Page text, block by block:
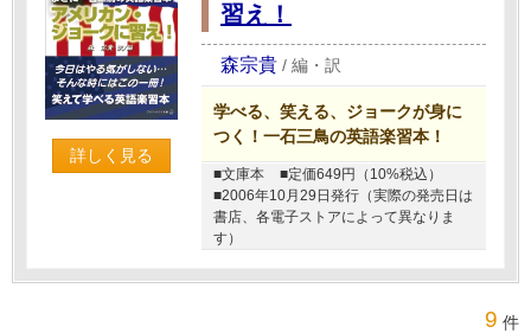
詳しく見る
習え！
森宗貴 / 編・訳
学べる、笑える、ジョークが身に
つく！一石三鳥の英語楽習本！
■文庫本
■定価649円（10%税込）
■2006年10月29日発行（実際の発売日は
書店、各電子ストアによって異なりま
す）
9 件